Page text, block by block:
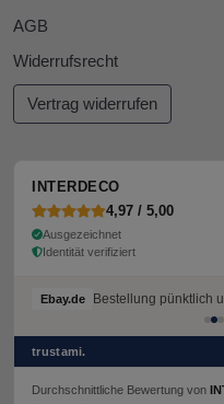
AGB
Widerrufsrecht
Vertrag widerrufen
INTERDECO
4,97 / 5,00
Ausgezeichnet
Identität verifiziert
Ebay.de Bestellung pünktlich
trustami.
Durchschnittliche Bewertung von